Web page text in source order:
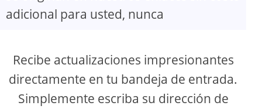
adicional para usted, nunca
Recibe actualizaciones impresionantes
directamente en tu bandeja de entrada.
Simplemente escriba su dirección de